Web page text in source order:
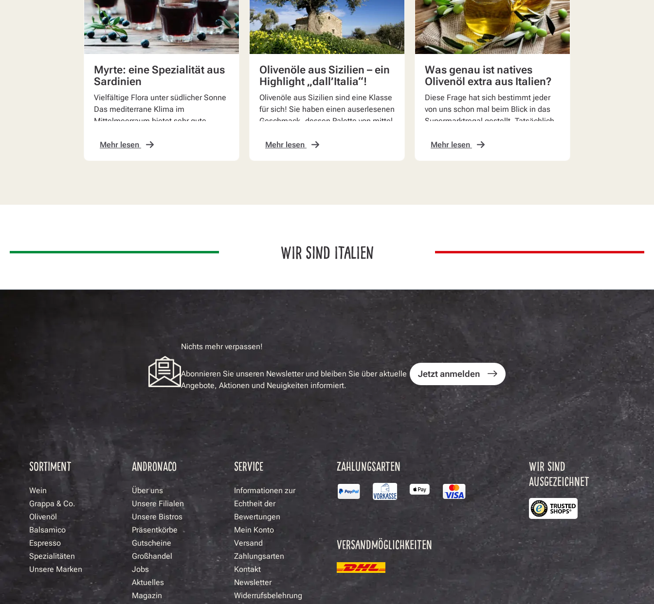
Myrte: eine Spezialität aus
Sardinien
Vielfältige Flora unter südlicher Sonne
Das mediterrane Klima im
Mittelmeerraum bietet sehr gute
Vegetation.
Mehr lesen
Olivenöle aus Sizilien – ein
Highlight „dall’Italia“!
Olivenöle aus Sizilien sind eine Klasse
für sich! Sie haben einen auserlesenen
Geschmack, dessen Palette von mittel
Mehr lesen
Was genau ist natives
Olivenöl extra aus Italien?
Diese Frage hat sich bestimmt jeder
von uns schon mal beim Blick in das
Supermarktregal gestellt. Tatsächlich
bean...
Mehr lesen
WIR SIND ITALIEN
Nichts mehr verpassen!
Abonnieren Sie unseren Newsletter und bleiben Sie über aktuelle
Angebote, Aktionen und Neuigkeiten informiert.
Jetzt anmelden
SORTIMENT
Wein
Grappa & Co.
Olivenöl
Balsamico
Espresso
Spezialitäten
Unsere Marken
ANDRONACO
Über uns
Unsere Filialen
Unsere Bistros
Präsentkörbe
Gutscheine
Großhandel
Jobs
Aktuelles
Magazin
SERVICE
Informationen zur
Echtheit der
Bewertungen
Mein Konto
Versand
Zahlungsarten
Kontakt
Newsletter
Widerrufsbelehrung
ZAHLUNGSARTEN
VERSANDMÖGLICHKEITEN
WIR SIND
AUSGEZEICHNET